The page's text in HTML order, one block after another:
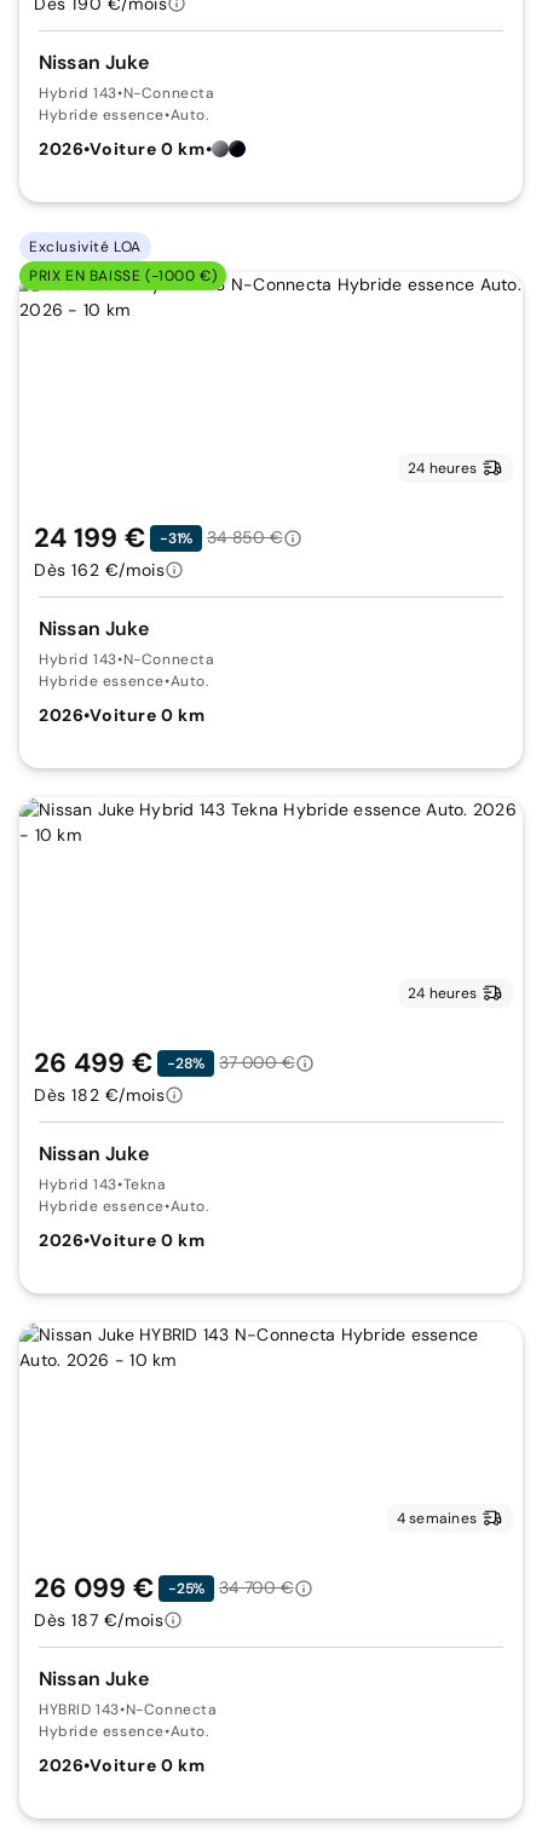
Nissan Juke
Hybrid 143•N-Connecta
Hybride essence•Auto.
2026•Voiture 0 km•
Exclusivité LOA
PRIX EN BAISSE (-1000 €)
24 heures
Nissan Juke
Hybrid 143•N-Connecta
Hybride essence•Auto.
2026•Voiture 0 km
24 199 € -31%
34 850 €
Dès 162 €/mois
24 heures
Nissan Juke
Hybrid 143•Tekna
Hybride essence•Auto.
2026•Voiture 0 km
26 499 € -28%
37 000 €
Dès 182 €/mois
4 semaines
Nissan Juke
HYBRID 143•N-Connecta
Hybride essence•Auto.
2026•Voiture 0 km
26 099 € -25%
34 700 €
Dès 187 €/mois